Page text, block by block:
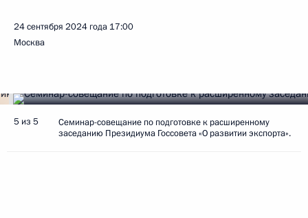
24 сентября 2024 года 17:00
Москва
5 из 5
Семинар-совещание по подготовке к расширенному
заседанию Президиума Госсовета «О развитии экспорта».